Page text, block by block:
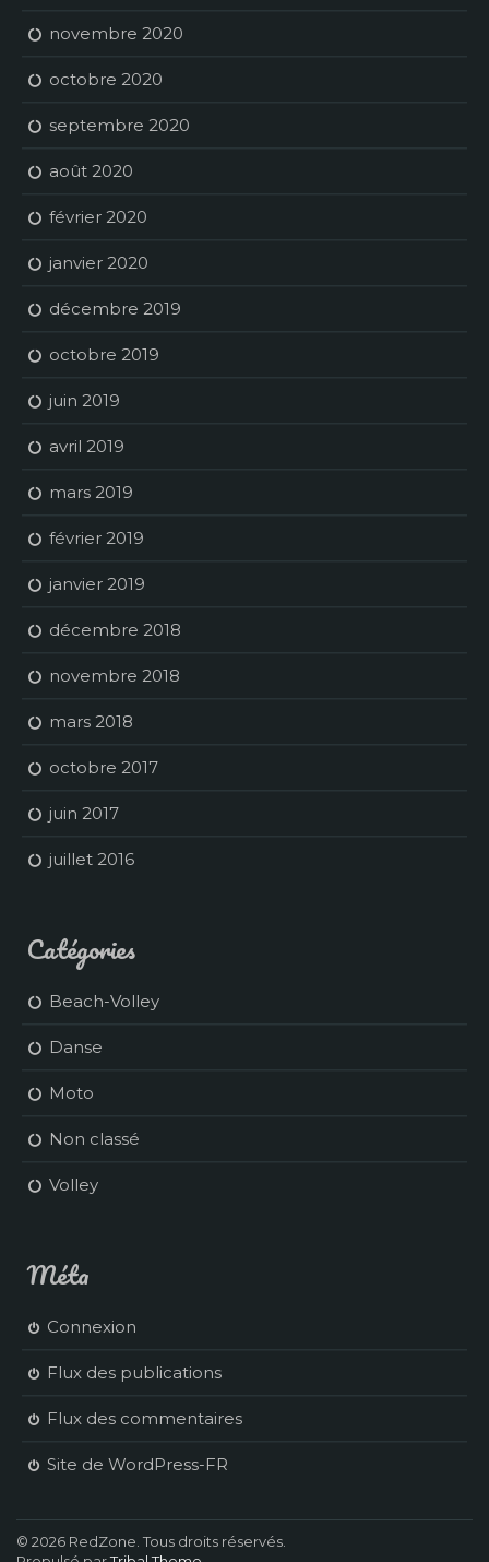
novembre 2020
octobre 2020
septembre 2020
août 2020
février 2020
janvier 2020
décembre 2019
octobre 2019
juin 2019
avril 2019
mars 2019
février 2019
janvier 2019
décembre 2018
novembre 2018
mars 2018
octobre 2017
juin 2017
juillet 2016
Catégories
Beach-Volley
Danse
Moto
Non classé
Volley
Méta
Connexion
Flux des publications
Flux des commentaires
Site de WordPress-FR
© 2026 RedZone. Tous droits réservés.